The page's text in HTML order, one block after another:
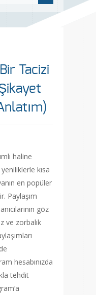
Tacizi
haline
kısa
en popüler
Paylaşım
göz
ve zorbalık
hesabınızda
tehdit